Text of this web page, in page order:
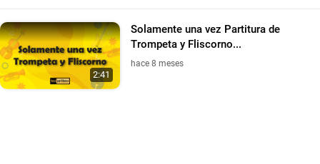
2:41
Solamente una vez Partitura de
Trompeta y Fliscorno...
hace 8 meses